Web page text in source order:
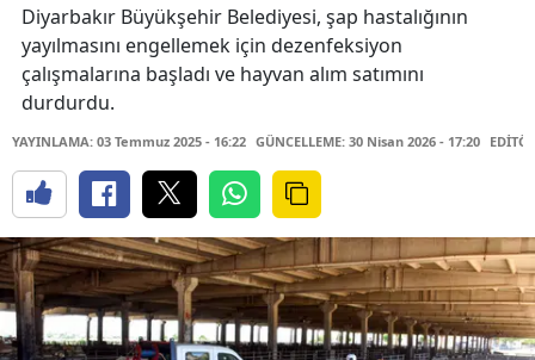
Diyarbakır Büyükşehir Belediyesi, şap hastalığının
yayılmasını engellemek için dezenfeksiyon
çalışmalarına başladı ve hayvan alım satımını
durdurdu.
YAYINLAMA: 03 Temmuz 2025 - 16:22 GÜNCELLEME: 30 Nisan 2026 - 17:20